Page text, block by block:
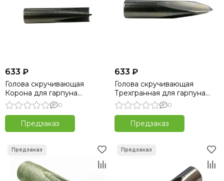
633 ₽
Голова скручивающая
Корона для гарпуна
Пеленгас Магнум
0
Предзаказ
633 ₽
Голова скручивающая
Трехгранная для гарпуна
Пеленгас Магнум
0
Предзаказ